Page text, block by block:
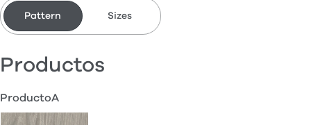
Pattern Sizes
Productos
ProductoA